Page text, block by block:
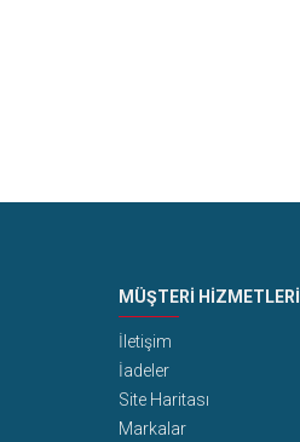
MÜŞTERI HIZMETLERI
İletişim
İadeler
Site Haritası
Markalar